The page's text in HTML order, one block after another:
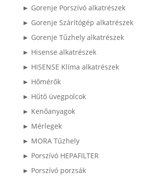
► Gorenje Porszívó alkatrészek
► Gorenje Szárítógép alkatrészek
► Gorenje Tűzhely alkatrészek
► Hisense alkatrészek
► HISENSE Klíma alkatrészek
► Hőmérők
► Hűtő üvegpolcok
► Kenőanyagok
► Mérlegek
► MORA Tűzhely
► Porszívó HEPAFILTER
► Porszívó porzsák